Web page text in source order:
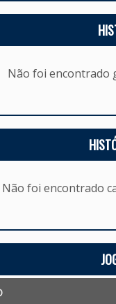
Não foi encontrado
Não foi encontrado